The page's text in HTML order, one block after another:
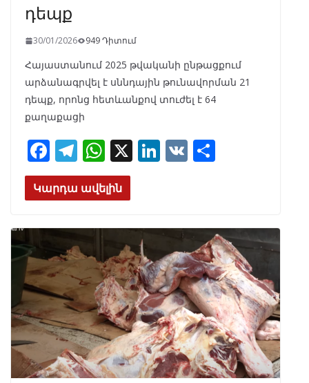
դեպք
30/01/2026 949 Դիտում
Հայաստանում 2025 թվականի ընթացքում
արձանագրվել է սննդային թունավորման 21
դեպք, որոնց հետևանքով տուժել է 64
քաղաքացի
F
ac
e
o
k
T
el
e
a
m
W
h
at
p
p
X Li
n
V
Կարդա ավելին